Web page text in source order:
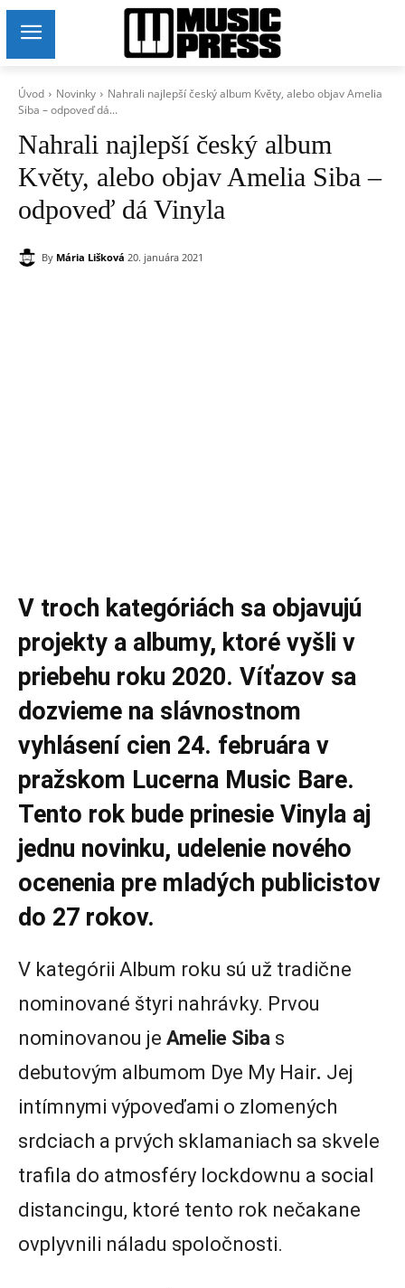
Úvod Novinky
Nahrali najlepší český album Květy, alebo objav Amelia
Siba – odpoveď dá...
Nahrali najlepší český album
Květy, alebo objav Amelia Siba –
odpoveď dá Vinyla
By Mária Lišková 20. januára 2021
V troch kategóriách sa objavujú
projekty a albumy, ktoré vyšli v
priebehu roku 2020. Víťazov sa
dozvieme na slávnostnom
vyhlásení cien 24. februára v
pražskom Lucerna Music Bare.
Tento rok bude prinesie Vinyla aj
jednu novinku, udelenie nového
ocenenia pre mladých publicistov
do 27 rokov.
V kategórii Album roku sú už tradične
nominované štyri nahrávky. Prvou
nominovanou je Amelie Siba s
debutovým albumom Dye My Hair. Jej
intímnymi výpoveďami o zlomených
srdciach a prvých sklamaniach sa skvele
trafila do atmosféry lockdownu a social
distancingu, ktoré tento rok nečakane
ovplyvnili náladu spoločnosti.